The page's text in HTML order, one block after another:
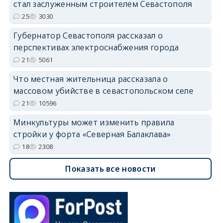
стал заслуженным строителем Севастополя
25 3030
Губернатор Севастополя рассказал о
перспективах электроснабжения города
21 5061
Что местная жительница рассказала о
массовом убийстве в севастопольском селе
21 10596
Минкультуры может изменить правила
стройки у форта «Северная Балаклава»
18 2308
Показать все новости